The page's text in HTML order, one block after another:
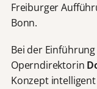
Freiburger
Bonn.
Bei der
Operndirektorin
Konzept